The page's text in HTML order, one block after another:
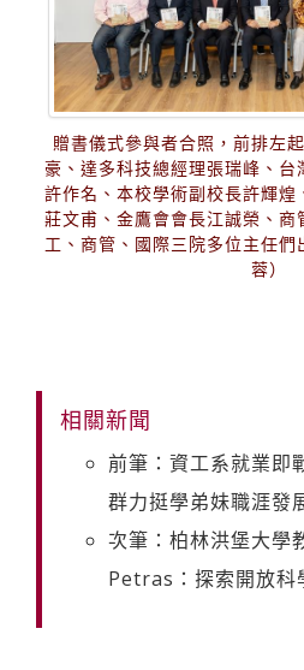
贈書儀式參與者合照，前排左
豪、達多科技總經理張瑞峰、
許作名、本校學術副校長許輝
莊文甫、金鷹會會長江誠榮、商
工、商管、國際三院多位主任
蓉）
相關新聞
前筆：資工系就業即
群力挺學弟妹職涯發
次筆：柏林洪堡大
Petras：探索開放科